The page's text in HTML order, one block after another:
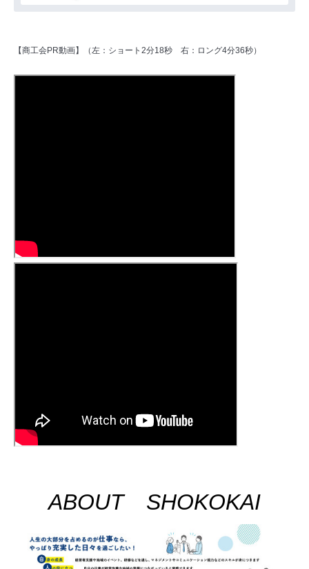
【商工会PR動画】（左：ショート2分18秒 右：ロング4分36秒）
ABOUT SHOKOKAI